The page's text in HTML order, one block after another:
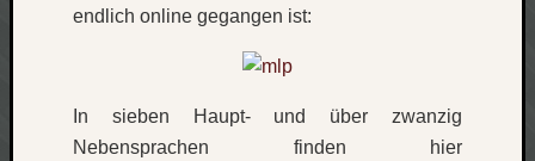
endlich online gegangen ist:
In sieben Haupt- und über zwanzig
Nebensprachen finden hier